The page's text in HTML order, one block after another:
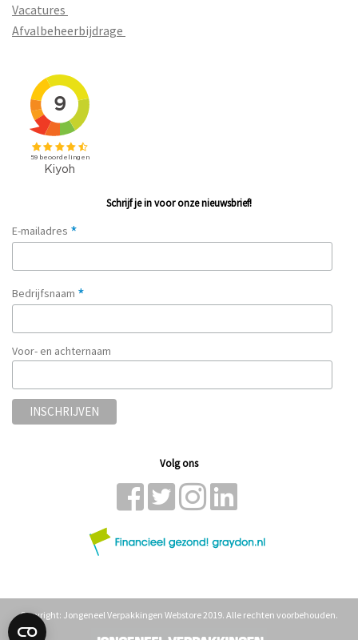
Vacatures
Afvalbeheerbijdrage
Schrijf je in voor onze nieuwsbrief!
E-mailadres *
Bedrijfsnaam *
Voor- en achternaam
Volg ons
Copyright: Jongeneel Verpakkingen Webstore 2019. Alle rechten voorbehouden.